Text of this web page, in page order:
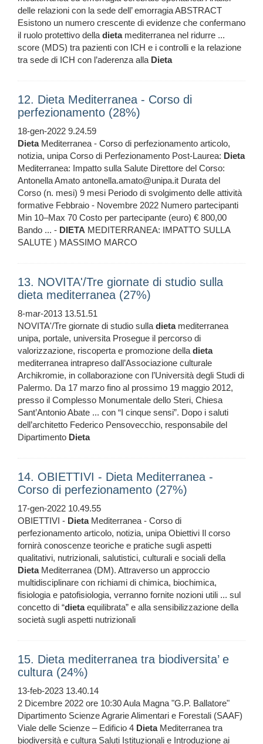
delle relazioni con la sede dell’ emorragia ABSTRACT
Esistono un numero crescente di evidenze che confermano
il ruolo protettivo delladietamediterranea nel ridurre ...
score (MDS) tra pazienti con ICH e i controlli e la relazione
tra sede di ICH con l’aderenza alla Dieta
12. Dieta Mediterranea - Corso di
perfezionamento (28%)
18-gen-2022 9.24.59
DietaMediterranea - Corso di perfezionamento articolo,
notizia, unipa Corso di Perfezionamento Post-Laurea: Dieta
Mediterranea: Impatto sulla Salute Direttore del Corso:
Antonella Amato antonella.amato@unipa.it Durata del
Corso (n. mesi) 9 mesi Periodo di svolgimento delle attività
formative Febbraio - Novembre 2022 Numero partecipanti
Min 10–Max 70 Costo per partecipante (euro) € 800,00
Bando ... - DIETA MEDITERRANEA: IMPATTO SULLA
SALUTE ) MASSIMO MARCO
13. NOVITA'/Tre giornate di studio sulla
dieta mediterranea (27%)
8-mar-2013 13.51.51
NOVITA'/Tre giornate di studio sulladietamediterranea
unipa, portale, universita Prosegue il percorso di
valorizzazione, riscoperta e promozione delladieta
mediterranea intrapreso dall’Associazione culturale
Archikromie, in collaborazione con l’Università degli Studi di
Palermo. Da 17 marzo fino al prossimo 19 maggio 2012,
presso il Complesso Monumentale dello Steri, Chiesa
Sant’Antonio Abate ... con “I cinque sensi”. Dopo i saluti
dell’architetto Federico Pensovecchio, responsabile del
Dipartimento Dieta
14. OBIETTIVI - Dieta Mediterranea -
Corso di perfezionamento (27%)
17-gen-2022 10.49.55
OBIETTIVI - DietaMediterranea - Corso di
perfezionamento articolo, notizia, unipa Obiettivi Il corso
fornirà conoscenze teoriche e pratiche sugli aspetti
qualitativi, nutrizionali, salutistici, culturali e sociali della
DietaMediterranea (DM). Attraverso un approccio
multidisciplinare con richiami di chimica, biochimica,
fisiologia e patofisiologia, verranno fornite nozioni utili ... sul
concetto di “dietaequilibrata” e alla sensibilizzazione della
società sugli aspetti nutrizionali
15. Dieta mediterranea tra biodiversita’ e
cultura (24%)
13-feb-2023 13.40.14
2 Dicembre 2022 ore 10:30 Aula Magna "G.P. Ballatore"
Dipartimento Scienze Agrarie Alimentari e Forestali (SAAF)
Viale delle Scienze – Edificio 4 DietaMediterranea tra
biodiversità e cultura Saluti Istituzionali e Introduzione ai